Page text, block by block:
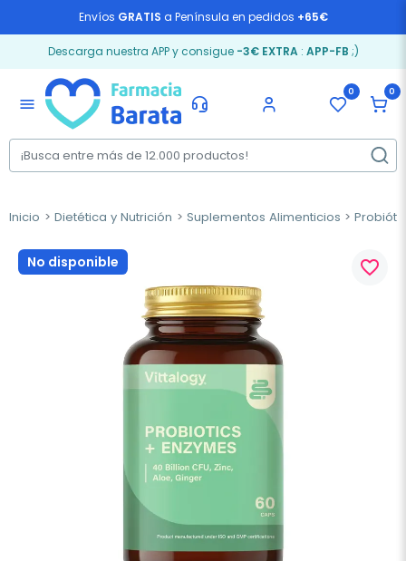
Envíos GRATIS a Península en pedidos +65€
Descarga nuestra APP y consigue -3€ EXTRA: APP-FB ;)
menu
0 0
Inicio Dietética y Nutrición Suplementos Alimenticios
No disponible favorite_border